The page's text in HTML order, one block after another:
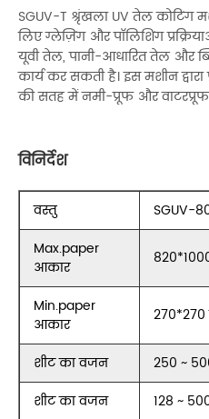
SGUV-T श्रृंखला UV तेल कोटिंग
लिए ग्लेज़िंग और पॉलिशिंग
यूवी तेल, पानी-आधारित तेल और
कार्य कर सकती है। इस मशीन द्वारा
की सतह में नमी-प्रूफ और वाटरप्रूफ
विनिर्देश
वस्तु SGUV-
Max.paper
आकार
Min.paper
आकार
270*270
शीट का वजन 250 ~
शीट का वजन
128 ~